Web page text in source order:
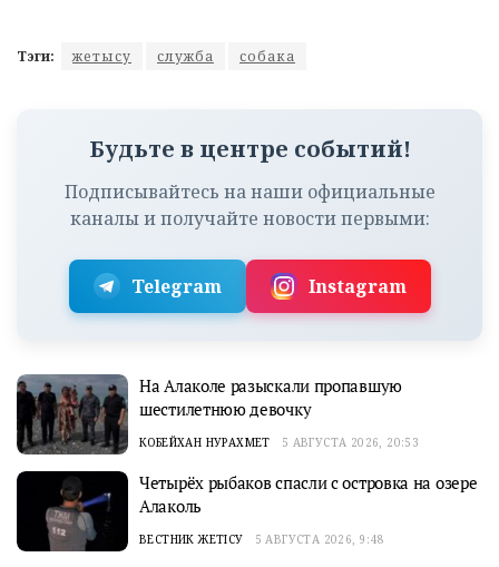
Тэги: жетысу служба собака
Будьте в центре событий!
Подписывайтесь на наши официальные
каналы и получайте новости первыми:
Telegram Instagram
На Алаколе разыскали пропавшую
шестилетнюю девочку
КОБЕЙХАН НУРАХМЕТ 5 АВГУСТА 2026, 20:53
Четырёх рыбаков спасли с островка на озере
Алаколь
ВЕСТНИК ЖЕТІСУ 5 АВГУСТА 2026, 9:48